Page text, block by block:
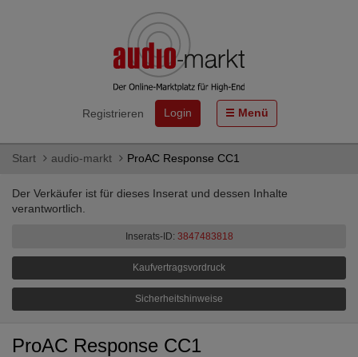
Registrieren Login Menü
Start audio-markt ProAC Response CC1
Der Verkäufer ist für dieses Inserat und dessen Inhalte
verantwortlich.
Inserats-ID: 3847483818
Kaufvertragsvordruck
Sicherheitshinweise
ProAC Response CC1